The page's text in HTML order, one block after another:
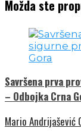
Možda ste
Savršena prva
– Odbojka Crna
Mario Andrijašević